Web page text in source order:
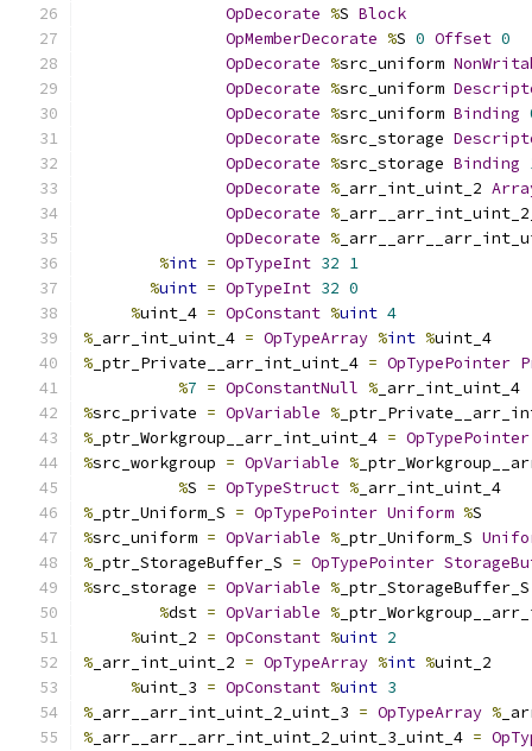
OpDecorate %S Block
OpMemberDecorate %S 0 Offset 0
OpDecorate %src_uniform
OpDecorate %src_uniform
OpDecorate %src_uniform Binding
OpDecorate %src_storage
OpDecorate %src_storage Binding
OpDecorate % _arr_int_uint_2
OpDecorate %
OpDecorate %
%int = OpTypeInt 32 1
%uint = OpTypeInt 32 0
%uint_4 = OpConstant %uint 4
% _arr_int_uint_4 = OpTypeArray %int %uint_4
% _ptr_Private__arr_int_uint_4 = OpTypePointer
%7 = OpConstantNull % _arr_int_uint_4
%src_private = OpVariable %
% _ptr_Workgroup__arr_int_uint_4 = OpTypePointer
%src_workgroup = OpVariable %
%S = OpTypeStruct % _arr_int_uint_4
% _ptr_Uniform_S = OpTypePointer Uniform %S
%src_uniform = OpVariable % _ptr_Uniform_S
% _ptr_StorageBuffer_S = OpTypePointer
%src_storage = OpVariable %
%dst = OpVariable %
%uint_2 = OpConstant %uint 2
% _arr_int_uint_2 = OpTypeArray %int %uint_2
%uint_3 = OpConstant %uint 3
% _arr__arr_int_uint_2_uint_3 = OpTypeArray %
% _arr__arr__arr_int_uint_2_uint_3_uint_4 =